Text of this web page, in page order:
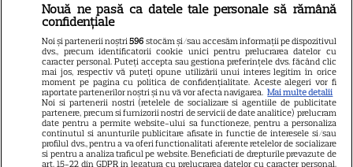
Libertatea
Libertatea pentru femei
GSP
Știri mondene
Avantaje
Elle
Unica
Nouă ne pasă ca datele tale personale să rămână
confidențiale
Noi și partenerii noștri596 stocăm și/sau accesăm informații pe dispozitivul
dvs., precum identificatorii cookie unici pentru prelucrarea datelor cu
caracter personal. Puteți accepta sau gestiona preferințele dvs. făcând clic
mai jos, respectiv vă puteți opune utilizării unui interes legitim în orice
moment pe pagina cu politica de confidențialitate. Aceste alegeri vor fi
raportate partenerilor noștri și nu vă vor afecta navigarea. Mai multe detalii
Noi si partenerii nostri (retelele de socializare si agentiile de publicitate
partenere, precum si furnizorii nostri de servicii de date analitice) prelucram
date pentru a permite website-ului sa functioneze, pentru a personaliza
continutul si anunturile publicitare afisate in functie de interesele si/sau
profilul dvs., pentru a va oferi functionalitati aferente retelelor de socializare
si pentru a analiza traficul pe website. Beneficiati de drepturile prevazute de
art. 15-22 din GDPR in legatura cu prelucrarea datelor cu caracter personal.